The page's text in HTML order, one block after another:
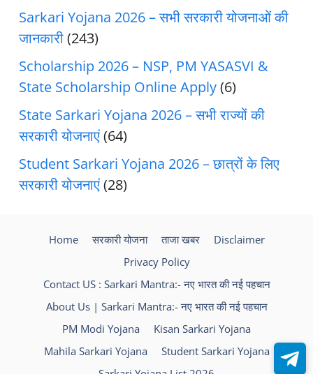
Sarkari Yojana 2026 – सभी सरकारी योजनाओं की
जानकारी(243)
Scholarship 2026 – NSP, PM YASASVI &
State Scholarship Online Apply(6)
State Sarkari Yojana 2026 – सभी राज्यों की
सरकारी योजनाएं(64)
Student Sarkari Yojana 2026 – छात्रों के लिए
सरकारी योजनाएं(28)
Home सरकारी योजना ताजा खबर
Disclaimer
Privacy Policy
Contact US : Sarkari Mantra:- नए भारत की नई पहचान
About Us | Sarkari Mantra:- नए भारत की नई पहचान
PM Modi Yojana
Kisan Sarkari Yojana
Mahila Sarkari Yojana
Student Sarkari Yojana